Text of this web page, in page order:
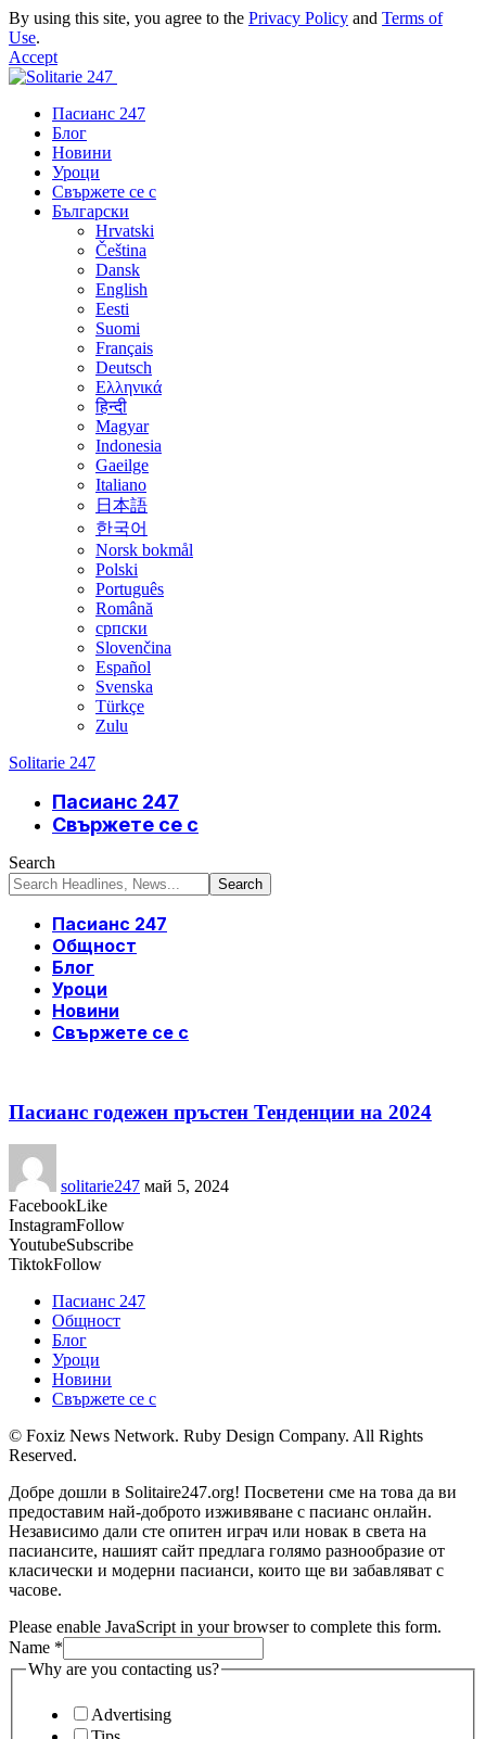
By using this site, you agree to the Privacy Policy and Terms of
Use.
Accept
Пасианс 247
Блог
Новини
Уроци
Свържете се с
Български
Hrvatski
Čeština
Dansk
English
Eesti
Suomi
Français
Deutsch
Ελληνικά
हिन्दी
Magyar
Indonesia
Gaeilge
Italiano
日本語
한국어
Norsk bokmål
Polski
Português
Română
српски
Slovenčina
Español
Svenska
Türkçe
Zulu
Solitarie 247
Пасианс 247
Свържете се с
Search
Пасианс 247
Общност
Блог
Уроци
Новини
Свържете се с
Пасианс годежен пръстен Тенденции на 2024
solitarie247 май 5, 2024
FacebookLike
InstagramFollow
YoutubeSubscribe
TiktokFollow
Пасианс 247
Общност
Блог
Уроци
Новини
Свържете се с
© Foxiz News Network. Ruby Design Company. All Rights
Reserved.
Добре дошли в Solitaire247.org! Посветени сме на това да ви
предоставим най-доброто изживяване с пасианс онлайн.
Независимо дали сте опитен играч или новак в света на
пасиансите, нашият сайт предлага голямо разнообразие от
класически и модерни пасианси, които ще ви забавляват с
часове.
Please enable JavaScript in your browser to complete this form.
Name *
Why are you contacting us?
Advertising